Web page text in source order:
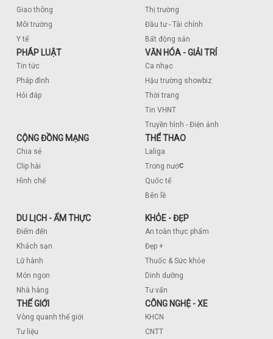
Giao thông
Môi trường
Y tế
Thị trường
Đầu tư - Tài chính
Bất động sản
PHÁP LUẬT
Tin tức
Pháp đình
Hỏi đáp
VĂN HÓA - GIẢI TRÍ
Ca nhạc
Hậu trường showbiz
Thời trang
Tin VHNT
Truyền hình - Điện ảnh
CỘNG ĐỒNG MẠNG
Chia sẻ
Clip hài
Hình chế
THỂ THAO
Laliga
Trong nước
Quốc tế
Bên lề
DU LỊCH - ẨM THỰC
Điểm đến
Khách sạn
Lữ hành
Món ngon
Nhà hàng
KHỎE - ĐẸP
An toàn thực phẩm
Đẹp +
Thuốc & Sức khỏe
Dinh dưỡng
Tư vấn
THẾ GIỚI
Vòng quanh thế giới
Tư liệu
CÔNG NGHỆ - XE
KHCN
CNTT